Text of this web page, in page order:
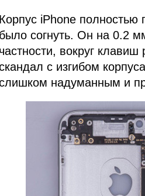
Корпус iPhone полностью
было согнуть. Он на 0.2
частности, вокруг клавиш
с изгибом
надуманным и